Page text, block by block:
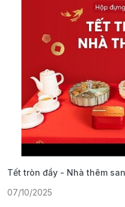
Tết tròn đầy - Nhà thêm
07/10/2025